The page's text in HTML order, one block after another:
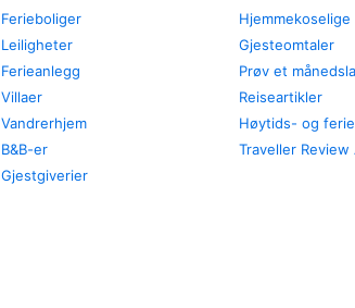
Ferieboliger
Leiligheter
Ferieanlegg
Villaer
Vandrerhjem
B&B-er
Gjestgiverier
Gjesteomtaler
Prøv et
Reiseartikler
Høytids- og
Traveller Review